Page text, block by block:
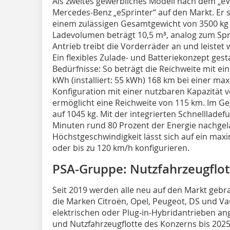
Mercedes-Benz „eSprinter“ auf den Markt.
einem zulässigen Gesamtgewicht von 3500
Ladevolumen beträgt 10,5 m³, analog zum
Antrieb treibt die Vorderräder an und leistet
Ein flexibles Zulade- und Batteriekonzept
Bedürfnisse: So beträgt die Reichweite mit
kWh (installiert: 55 kWh) 168 km bei einer
Konfiguration mit einer nutzbaren Kapazität
ermöglicht eine Reichweite von 115 km. Im
auf 1045 kg. Mit der integrierten
Minuten rund 80 Prozent der Energie
Höchstgeschwindigkeit lässt sich auf ein
oder bis zu 120 km/h konfigurieren.
PSA-Gruppe:
Seit 2019 werden alle neu auf den Markt
die Marken Citroën, Opel, Peugeot, DS und
elektrischen oder Plug-in-Hybridantrieben
und Nutzfahrzeugflotte des Konzerns bis